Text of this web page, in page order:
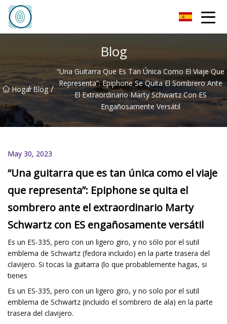
Blog
Hogar
/ Blog /
“Una Guitarra Que Es Tan Única Como El Viaje Que
Representa”: Epiphone Se Quita El Sombrero Ante
El Extraordinario Marty Schwartz Con ES
Engañosamente Versátil
May 30, 2023
“Una guitarra que es tan única como el viaje
que representa”: Epiphone se quita el
sombrero ante el extraordinario Marty
Schwartz con ES engañosamente versátil
Es un ES-335, pero con un ligero giro, y no sólo por el sutil
emblema de Schwartz (fedora incluido) en la parte trasera del
clavijero. Si tocas la guitarra (lo que probablemente hagas, si
tienes
Es un ES-335, pero con un ligero giro, y no solo por el sutil
emblema de Schwartz (incluido el sombrero de ala) en la parte
trasera del clavijero.